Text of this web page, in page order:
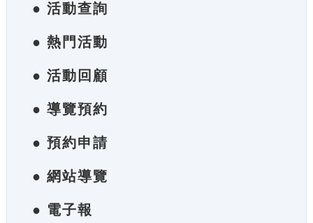
● 活動查詢
● 熱門活動
● 活動回顧
● 導覽預約
● 預約申請
● 網站導覽
● 電子報